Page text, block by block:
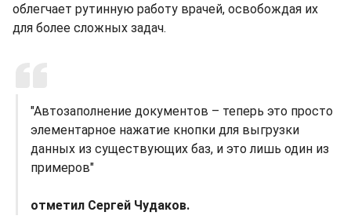
облегчает рутинную работу врачей, освобождая их
для более сложных задач.
"Автозаполнение документов – теперь это просто
элементарное нажатие кнопки для выгрузки
данных из существующих баз, и это лишь один из
примеров"
отметил Сергей Чудаков.